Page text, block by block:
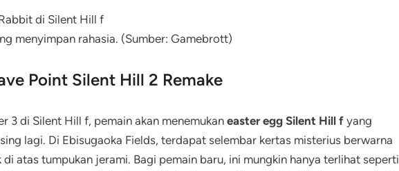
menyimpan rahasia. (Sumber: Gamebrott)
Point Silent Hill 2 Remake
3 di Silent Hill f, pemain akan menemukan easter egg Silent Hill f yang
lagi. Di Ebisugaoka Fields, terdapat selembar kertas misterius berwarna
atas tumpukan jerami. Bagi pemain baru, ini mungkin hanya terlihat seperti